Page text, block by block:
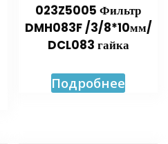
023Z5005 Фильтр
DMH083F /3/8*10мм/
DCL083 гайка
Подробнее